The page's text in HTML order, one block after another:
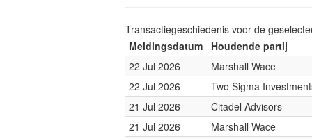
Transactiegeschiedenis voor de
Meldingsdatum
Houdende partij
22 Jul 2026
Marshall Wace
22 Jul 2026
Two Sigma
21 Jul 2026
Citadel Advisors
21 Jul 2026
Marshall Wace